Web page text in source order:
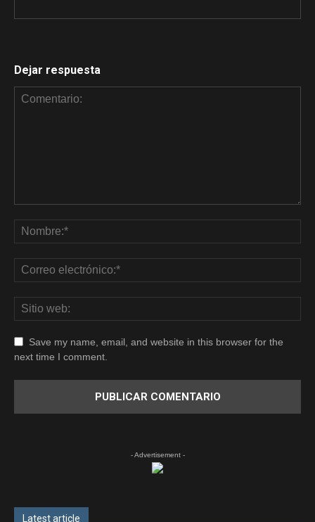
Dejar respuesta
Save my name, email, and website in this browser for the
next time I comment.
- Advertisement -
Latest article